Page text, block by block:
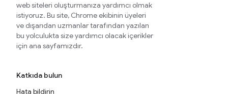
web siteleri oluşturmanıza yardımcı olmak
istiyoruz. Bu site, Chrome ekibinin üyeleri
ve dışarıdan uzmanlar tarafından yazılan
bu yolculukta size yardımcı olacak içerikler
için ana sayfamızdır.
Katkıda bulun
Hata bildirin